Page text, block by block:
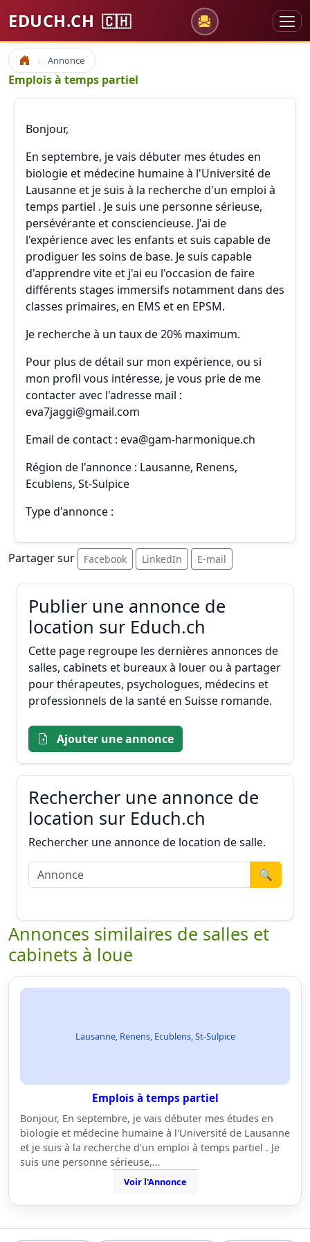
EDUCH.CH 🇨🇭
Accueil Annonce
Emplois à temps partiel
Bonjour,
En septembre, je vais débuter mes études en
biologie et médecine humaine à l'Université de
Lausanne et je suis à la recherche d'un emploi à
temps partiel . Je suis une personne sérieuse,
persévérante et consciencieuse. J'ai de
l'expérience avec les enfants et suis capable de
prodiguer les soins de base. Je suis capable
d'apprendre vite et j'ai eu l'occasion de faire
différents stages immersifs notamment dans des
classes primaires, en EMS et en EPSM.
Je recherche à un taux de 20% maximum.
Pour plus de détail sur mon expérience, ou si
mon profil vous intéresse, je vous prie de me
contacter avec l'adresse mail :
eva7jaggi@gmail.com
Email de contact : eva@gam-harmonique.ch
Région de l'annonce : Lausanne, Renens,
Ecublens, St-Sulpice
Type d'annonce :
Partager sur Facebook LinkedIn E-mail
Publier une annonce de
location sur Educh.ch
Cette page regroupe les dernières annonces de
salles, cabinets et bureaux à louer ou à partager
pour thérapeutes, psychologues, médecins et
professionnels de la santé en Suisse romande.
Ajouter une annonce
Rechercher une annonce de
location sur Educh.ch
Rechercher une annonce de location de salle.
🔍
Annonces similaires de salles et
cabinets à loue
Lausanne, Renens, Ecublens, St-Sulpice
Emplois à temps partiel
Bonjour, En septembre, je vais débuter mes études en
biologie et médecine humaine à l'Université de Lausanne
et je suis à la recherche d'un emploi à temps partiel . Je
suis une personne sérieuse,…
Voir l'Annonce